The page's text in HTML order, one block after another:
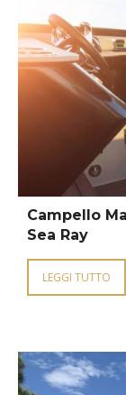
Campello
Sea Ray
LEGGI TUTTO